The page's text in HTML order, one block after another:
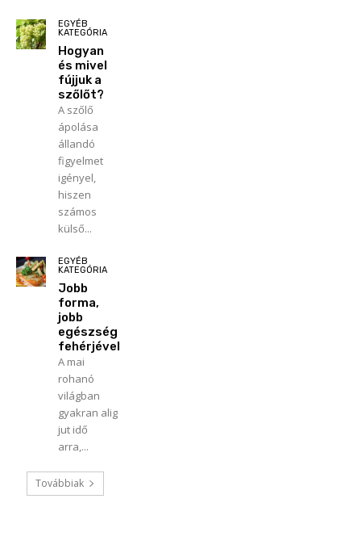
EGYÉB
KATEGÓRIA
Hogyan
és mivel
fújjuk a
szőlőt?
A szőlő
ápolása
állandó
figyelmet
igényel,
hiszen
számos
külső...
EGYÉB
KATEGÓRIA
Jobb
forma,
jobb
egészség
fehérjével
A mai
rohanó
világban
gyakran alig
jut idő
arra,...
Továbbiak